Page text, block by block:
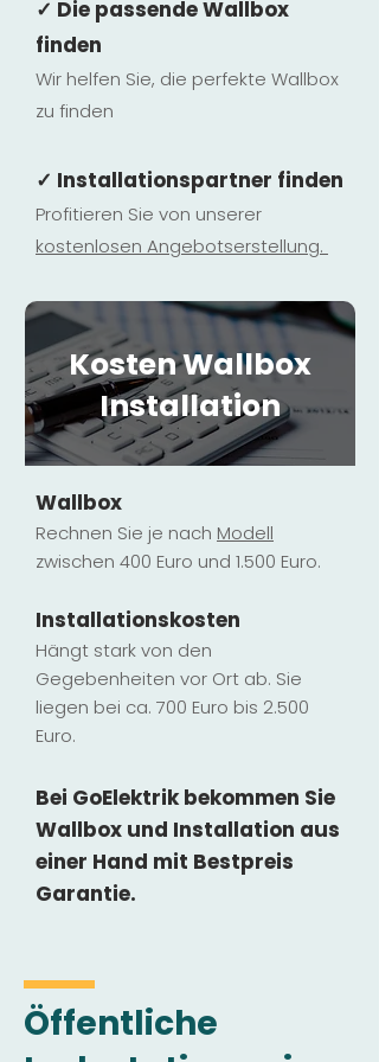
✓ Die passende Wallbox
finden
Wir helfen Sie, die perfekte Wallbox
zu finden
✓ Installationspartner finden
Profitieren Sie von unserer
kostenlosen Angebotserstellung.
Kosten Wallbox
Installation
Wallbox
Rechnen Sie je nach Modell
zwischen 400 Euro und 1.500 Euro.
Installationskosten
Hängt stark von den
Gegebenheiten vor Ort ab. Sie
liegen bei ca. 700 Euro bis 2.500
Euro.
Bei GoElektrik bekommen Sie
Wallbox und Installation aus
einer Hand mit Bestpreis
Garantie.
Öffentliche